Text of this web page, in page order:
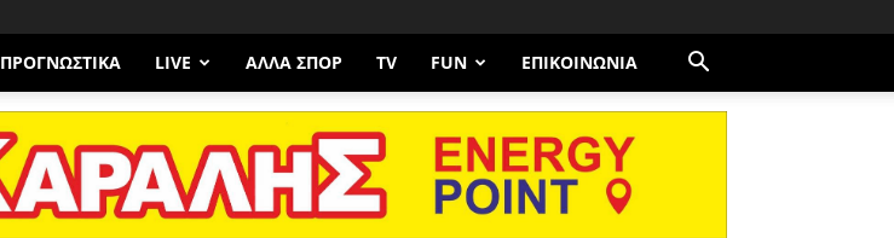
ΠΡΟΓΝΩΣΤΙΚΑ LIVE ΆΛΛΑ ΣΠΟΡ TV FUN ΕΠΙΚΟΙΝΩΝΊΑ